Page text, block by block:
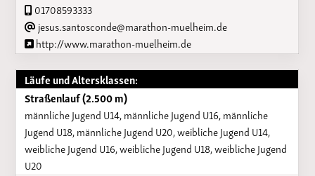
01708593333
jesus.santosconde@marathon-muelheim.de
http://www.marathon-muelheim.de
Läufe und Altersklassen:
Straßenlauf (2.500 m)
männliche Jugend U14, männliche Jugend U16, männliche
Jugend U18, männliche Jugend U20, weibliche Jugend U14,
weibliche Jugend U16, weibliche Jugend U18, weibliche Jugend
U20